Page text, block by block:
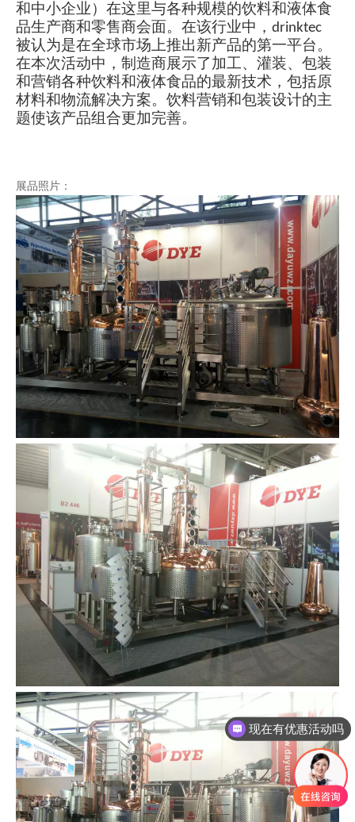
和中小企业）在这里与各种规模的饮料和液体食
品生产商和零售商会面。在该行业中，drinktec
被认为是在全球市场上推出新产品的第一平台。
在本次活动中，制造商展示了加工、灌装、包装
和营销各种饮料和液体食品的最新技术，包括原
材料和物流解决方案。饮料营销和包装设计的主
题使该产品组合更加完善。
展品照片：
现在有优惠活动吗